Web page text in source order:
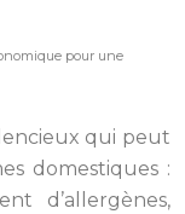
pour une
qui peut
domestiques :
d’allergènes,